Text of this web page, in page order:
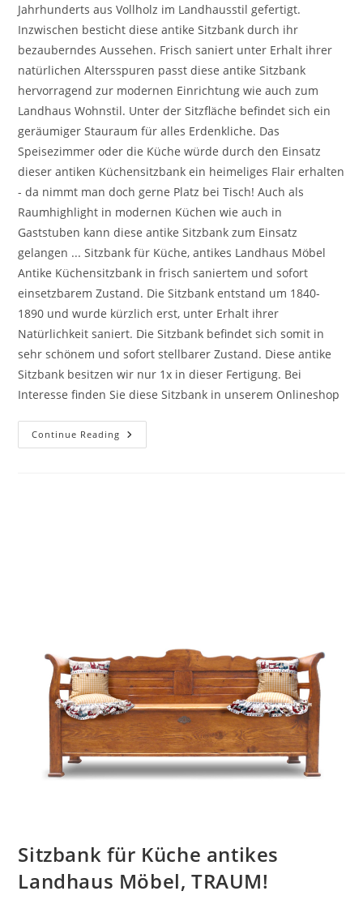
Jahrhunderts aus Vollholz im Landhausstil gefertigt.
Inzwischen besticht diese antike Sitzbank durch ihr
bezauberndes Aussehen. Frisch saniert unter Erhalt ihrer
natürlichen Altersspuren passt diese antike Sitzbank
hervorragend zur modernen Einrichtung wie auch zum
Landhaus Wohnstil. Unter der Sitzfläche befindet sich ein
geräumiger Stauraum für alles Erdenkliche. Das
Speisezimmer oder die Küche würde durch den Einsatz
dieser antiken Küchensitzbank ein heimeliges Flair erhalten
- da nimmt man doch gerne Platz bei Tisch! Auch als
Raumhighlight in modernen Küchen wie auch in
Gaststuben kann diese antike Sitzbank zum Einsatz
gelangen ... Sitzbank für Küche, antikes Landhaus Möbel
Antike Küchensitzbank in frisch saniertem und sofort
einsetzbarem Zustand. Die Sitzbank entstand um 1840-
1890 und wurde kürzlich erst, unter Erhalt ihrer
Natürlichkeit saniert. Die Sitzbank befindet sich somit in
sehr schönem und sofort stellbarer Zustand. Diese antike
Sitzbank besitzen wir nur 1x in dieser Fertigung. Bei
Interesse finden Sie diese Sitzbank in unserem Onlineshop
Continue Reading
Sitzbank für Küche antikes
Landhaus Möbel, TRAUM!